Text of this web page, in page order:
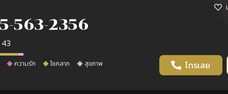
563-2356
ความรัก โชคลาภ สุขภาพ โทรเลย